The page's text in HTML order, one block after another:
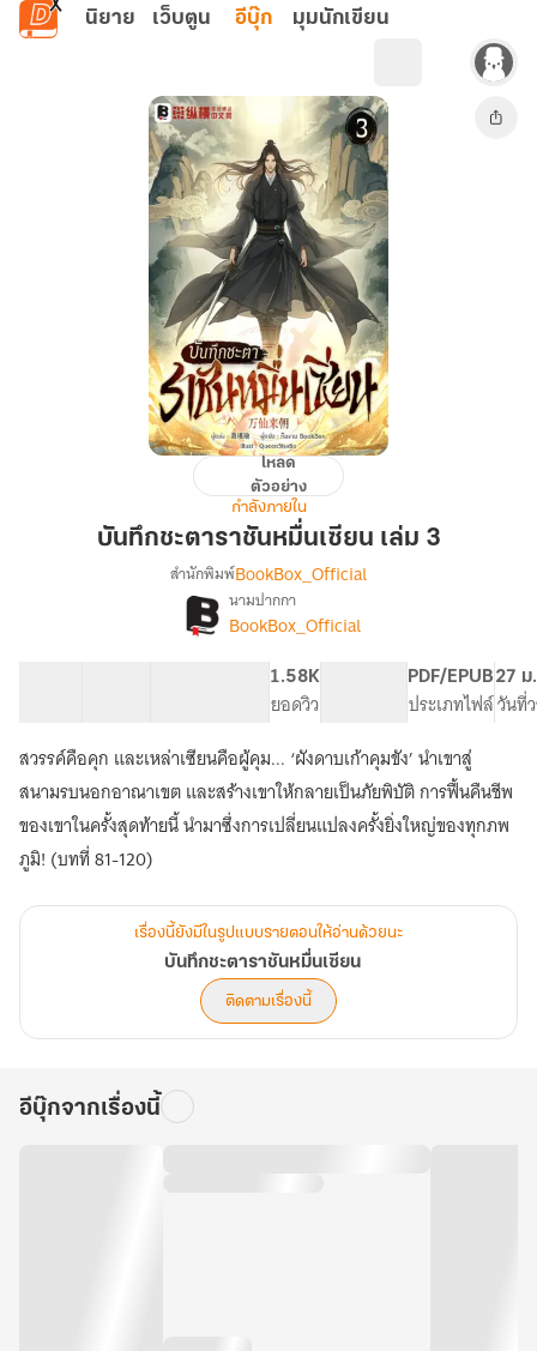
ข้ามไปยังเนื้อหาหลัก
นิยาย เว็บตูน อีบุ๊ก มุมนักเขียน
บันทึก
ราชัน
เซียน
โหลด
ตัวอย่าง
กำลังภายใน
บันทึกชะตาราชันหมื่นเซียน เล่ม 3
เรื่อง
บันทึก
ชะตา
ราชัน
หมื่น
เซียน
สำนักพิมพ์BookBox_Official
นามปากกา
BookBox_Official
1.58K
ยอดวิว
PDF/EPUB
ประเภทไฟล์
27
วันที่
สวรรค์คือคุก และเหล่าเซียนคือผู้คุม... ‘ผังดาบเก้าคุมขัง’ นำเขาสู่
สนามรบนอกอาณาเขต และสร้างเขาให้กลายเป็นภัยพิบัติ การฟื้นคืนชีพ
ของเขาในครั้งสุดท้ายนี้ นำมาซึ่งการเปลี่ยนแปลงครั้งยิ่งใหญ่ของทุกภพ
ภูมิ! (บทที่ 81-120)
เรื่องนี้ยังมีในรูปแบบรายตอนให้อ่านด้วยนะ
บันทึกชะตาราชันหมื่นเซียน
ติดตามเรื่องนี้
อีบุ๊กจากเรื่องนี้